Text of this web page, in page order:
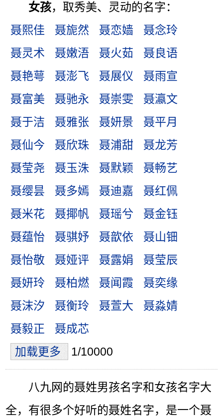
女孩，取秀美、灵动的名字：
聂熙佳
聂旎然 聂恋嫱
聂念玲
聂灵术
聂嫩浯 聂火茹
聂良语
聂艳萼
聂澎飞 聂展仪
聂雨宣
聂富美
聂驰永 聂崇雯
聂瀛文
聂于洁
聂雅张 聂妍景
聂平月
聂仙今
聂欣珠 聂浦甜
聂龙芳
聂莹尧
聂玉洙 聂默颖
聂畅艺
聂缨昙
聂多嫣 聂迪嘉
聂红佩
聂米花
聂揶帆 聂瑶兮
聂金钰
聂蕴怡
聂骐妤 聂歆依
聂山钿
聂怡敬
聂娅评 聂露娟
聂莹辰
聂妍玲
聂柏燃 聂闻霞
聂奕缘
聂沫汐
聂衡玲 聂萱大
聂淼婧
聂毅正
聂成芯
加载更多
1/10000
八九网的聂姓男孩名字和女孩名字大
全，有很多个好听的聂姓名字，是一个聂